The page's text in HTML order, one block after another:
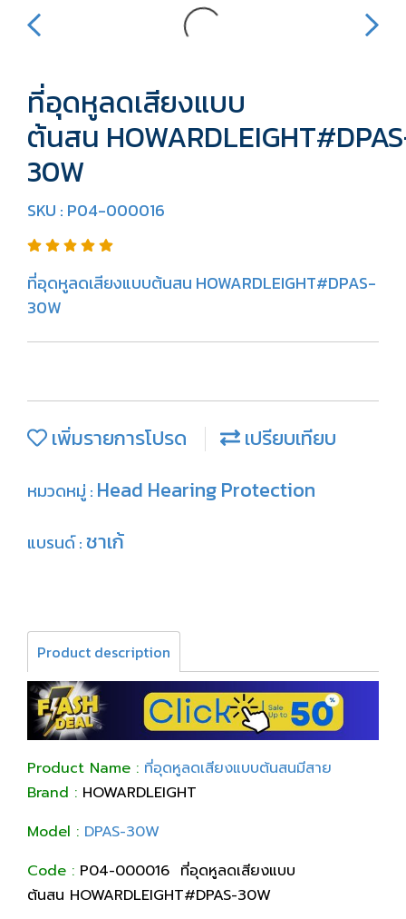
ที่อุดหูลดเสียงแบบ
ต้นสน
30W
SKU : P04-000016
ที่อุดหูลดเสียงแบบต้นสน HOWARDLEIGHT#DPAS-
30W
เพิ่มรายการโปรด เปรียบเทียบ
หมวดหมู่ : Head Hearing Protection
แบรนด์ :ชาเก้
Product description
Product Name : ที่อุดหูลดเสียงแบบต้นสนมีสาย
Brand : HOWARDLEIGHT
Model : DPAS-30W
Code : P04-000016 ที่อุดหูลดเสียงแบบ
ต้นสน HOWARDLEIGHT#DPAS-30W